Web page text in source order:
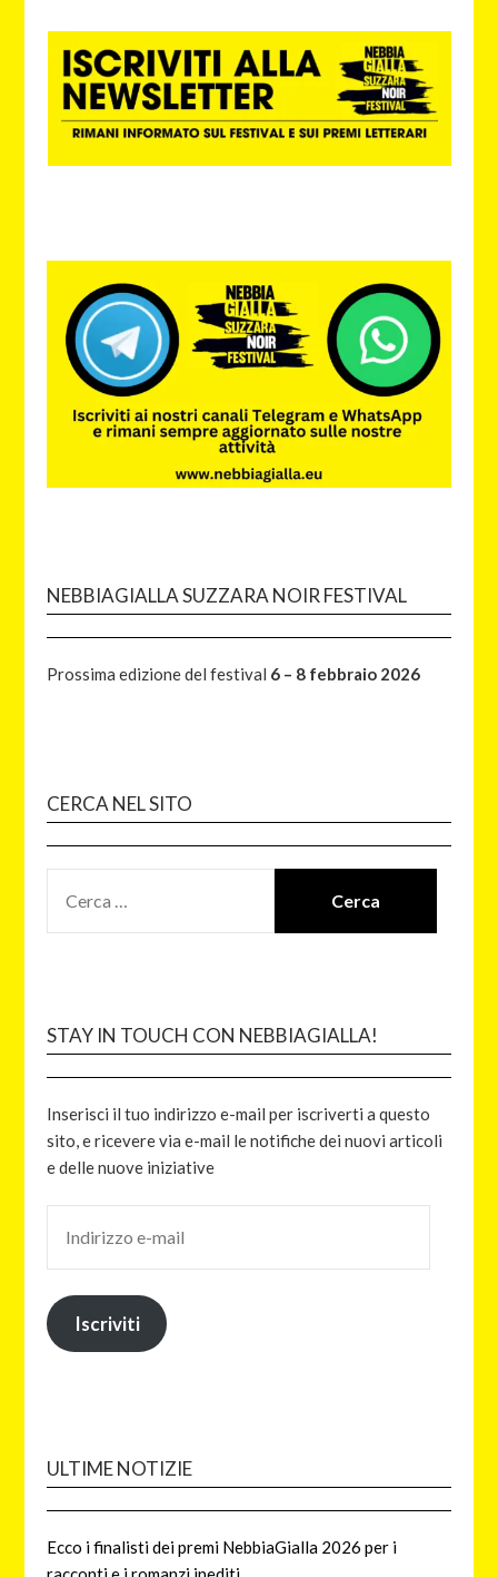
NEBBIAGIALLA SUZZARA NOIR FESTIVAL
Prossima edizione del festival 6 – 8 febbraio 2026
CERCA NEL SITO
STAY IN TOUCH CON NEBBIAGIALLA!
Inserisci il tuo indirizzo e-mail per iscriverti a questo
sito, e ricevere via e-mail le notifiche dei nuovi articoli
e delle nuove iniziative
Iscriviti
ULTIME NOTIZIE
Ecco i finalisti dei premi NebbiaGialla 2026 per i